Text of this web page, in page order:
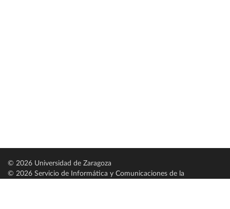
© 2026 Universidad de Zaragoza
© 2026 Servicio de Informática y Comunicaciones de la